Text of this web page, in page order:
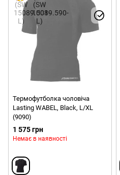
Термофутболка чоловіча
Lasting WABEL, Black, L/XL
(9090)
1 575 грн
Немає в наявності